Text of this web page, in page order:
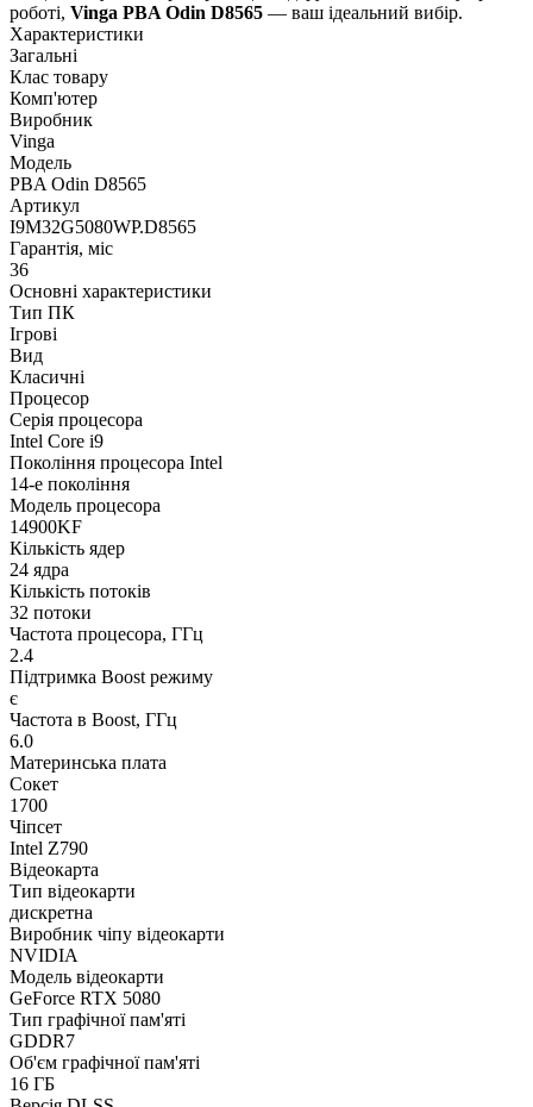
роботі, Vinga PBA Odin D8565 — ваш ідеальний вибір.
Характеристики
Загальні
Клас товару
Комп'ютер
Виробник
Vinga
Модель
PBA Odin D8565
Артикул
I9M32G5080WP.D8565
Гарантія, міс
36
Основні характеристики
Тип ПК
Ігрові
Вид
Класичні
Процесор
Серія процесора
Intel Core i9
Покоління процесора Intel
14-е покоління
Модель процесора
14900KF
Кількість ядер
24 ядра
Кількість потоків
32 потоки
Частота процесора, ГГц
2.4
Підтримка Boost режиму
є
Частота в Boost, ГГц
6.0
Материнська плата
Сокет
1700
Чіпсет
Intel Z790
Відеокарта
Тип відеокарти
дискретна
Виробник чіпу відеокарти
NVIDIA
Модель відеокарти
GeForce RTX 5080
Тип графічної пам'яті
GDDR7
Об'єм графічної пам'яті
16 ГБ